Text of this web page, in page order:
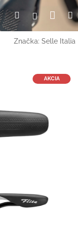
Hľadať
Značka: Selle Italia
AKCIA